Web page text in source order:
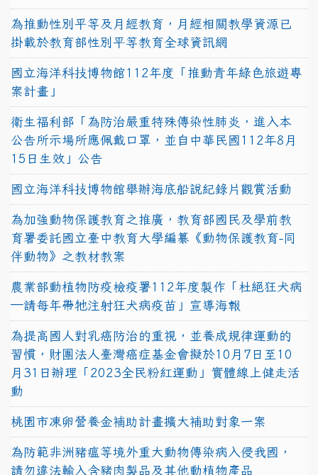
為推動性別平等及月經教育，月經相關教學資源已
掛載於教育部性別平等教育全球資訊網
國立海洋科技博物館112年度「推動青年綠色旅遊專
案計畫」
衛生福利部「為防治嚴重特殊傳染性肺炎，進入本
公告所示場所應佩戴口罩，並自中華民國112年8月
15日生效」公告
國立海洋科技博物館舉辦海底船說紀錄片觀賞活動
為加強動物保護教育之推廣，教育部國民及學前教
育署委託國立臺中教育大學編纂《動物保護教育-同
伴動物》之教材教案
農業部動植物防疫檢疫署112年度製作「杜絕狂犬病
—請每年帶牠注射狂犬病疫苗」宣導海報
為提高國人對乳癌防治的重視，並養成規律運動的
習慣，財團法人臺灣癌症基金會擬於10月7日至10
月31日辦理「2023全民粉紅運動」實體線上健走活
動
桃園市凍卵營養金補助計畫擴大補助對象一案
為防範非洲豬瘟等境外重大動物傳染病入侵我國，
請勿違法輸入含豬肉製品及其他動植物產品